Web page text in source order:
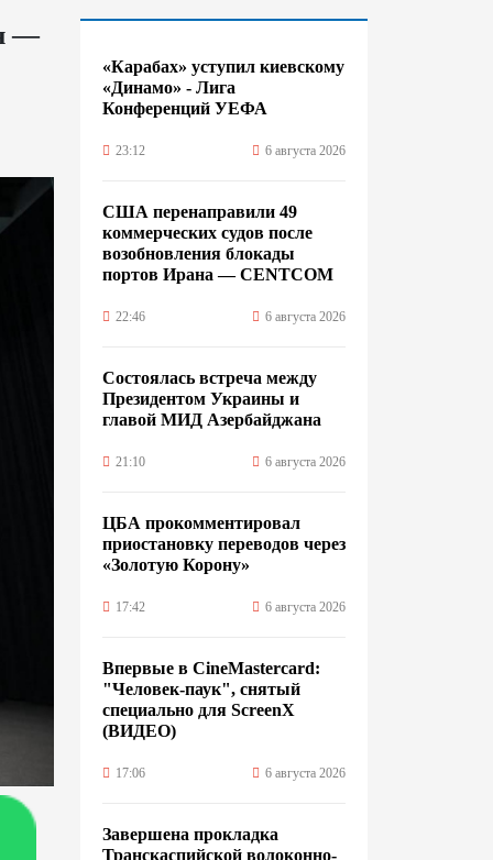
—
«Карабах» уступил киевскому
«Динамо» - Лига
Конференций УЕФА
23:12 6 августа 2026
США перенаправили 49
коммерческих судов после
возобновления блокады
портов Ирана — CENTCOM
22:46 6 августа 2026
Состоялась встреча между
Президентом Украины и
главой МИД Азербайджана
21:10 6 августа 2026
ЦБА прокомментировал
приостановку переводов через
«Золотую Корону»
17:42 6 августа 2026
Впервые в CineMastercard:
"Человек-паук", снятый
специально для ScreenX
(ВИДЕО)
17:06 6 августа 2026
Завершена прокладка
Транскаспийской волоконно-